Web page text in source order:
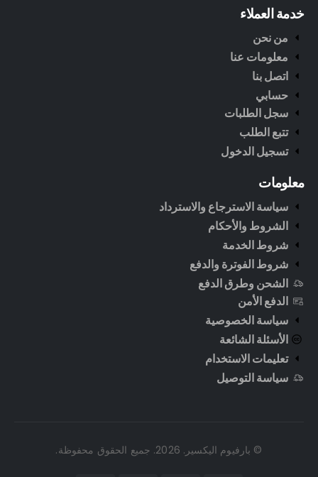
خدمة العملاء
من نحن
معلومات عنا
اتصل بنا
حسابي
سجل الطلبات
تتبع الطلب
تسجيل الدخول
معلومات
سياسة الاسترجاع والاسترداد
الشروط والأحكام
شروط الخدمة
شروط الفوترة والدفع
الشحن وطرق الدفع
الدفع الأمن
سياسة الخصوصية
الأسئلة الشائعة
تعليمات الاستخدام
سياسة التوصيل
© بارفيوم اليكسير. 2026. جميع الحقوق محفوظة.